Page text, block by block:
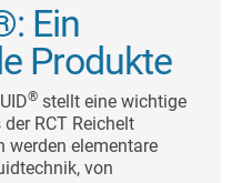
Ein
Produkte
® stellt eine wichtige
RCT Reichelt
werden elementare
von